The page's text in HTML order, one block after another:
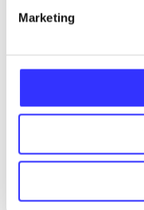
Marketing
...